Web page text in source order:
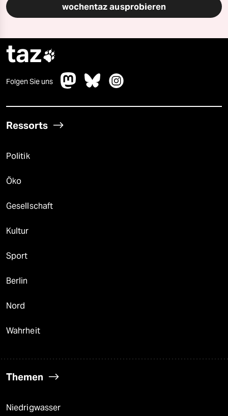
wochentaz ausprobieren
taz
Folgen Sie uns
Ressorts
Politik
Öko
Gesellschaft
Kultur
Sport
Berlin
Nord
Wahrheit
Themen
Niedrigwasser